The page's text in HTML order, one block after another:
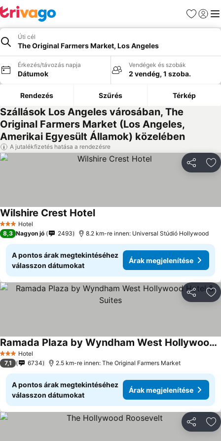
Kedvencek
Úti cél
The Original Farmers Market, Los Angeles
Érkezés/távozás napja
Dátumok
Vendégek és szobák
2 vendég, 1 szoba.
Rendezés Szűrés Térkép
Szállások Los Angeles városában, The
Original Farmers Market (Los Angeles,
Amerikai Egyesült Államok) közelében
A jutalékfizetés hatása a rendezésre
3 Kategória
Hotel
Wilshire Crest Hotel
8,3 Nagyon jó 2493 8.2 km-re innen: Universal Stúdió Hollywood
A pontos árak megtekintéséhez
válasszon dátumokat
Árak megjelenítése
3 Kategória
Hotel
Ramada Plaza by Wyndham West Hollywood Hotel & Suites
7,1 6734 2.5 km-re innen: The Original Farmers Market
A pontos árak megtekintéséhez
válasszon dátumokat
Árak megjelenítése